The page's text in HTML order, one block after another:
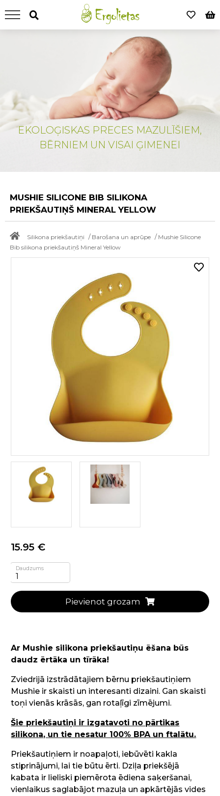
EKOLOĢISKAS PRECES MAZULĪŠIEM,
BĒRNIEM UN VISAI ĢIMENEI
MUSHIE SILICONE BIB SILIKONA
PRIEKŠAUTIŅŠ MINERAL YELLOW
Silikona priekšautiņi / Barošana un aprūpe / Mushie Silicone
Bib silikona priekšautiņš Mineral Yellow
15.95 €
Daudzums
Pievienot grozam
Ar Mushie silikona priekšautiņu ēšana būs
daudz ērtāka un tīrāka!
Zviedrijā izstrādātajiem bērnu priekšautiņiem
Mushie ir skaisti un interesanti dizaini. Gan skaisti
toņi vienās krāsās, gan rotaļīgi zīmējumi.
Šie priekšautiņi ir izgatavoti no pārtikas
silikona, un tie nesatur 100% BPA un ftalātu.
Priekšautiņiem ir noapaļoti, iebūvēti kakla
stiprinājumi, lai tie būtu ērti. Dziļa priekšējā
kabata ir lieliski piemērota ēdiena saķeršanai,
vienlaikus saglabājot mazuļa un apkārtējās vides